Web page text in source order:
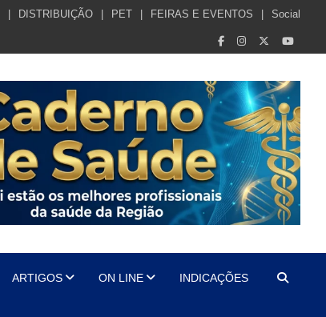
DISTRIBUIÇÃO PET FEIRAS E EVENTOS Social
ARTIGOS ON LINE INDICAÇÕES